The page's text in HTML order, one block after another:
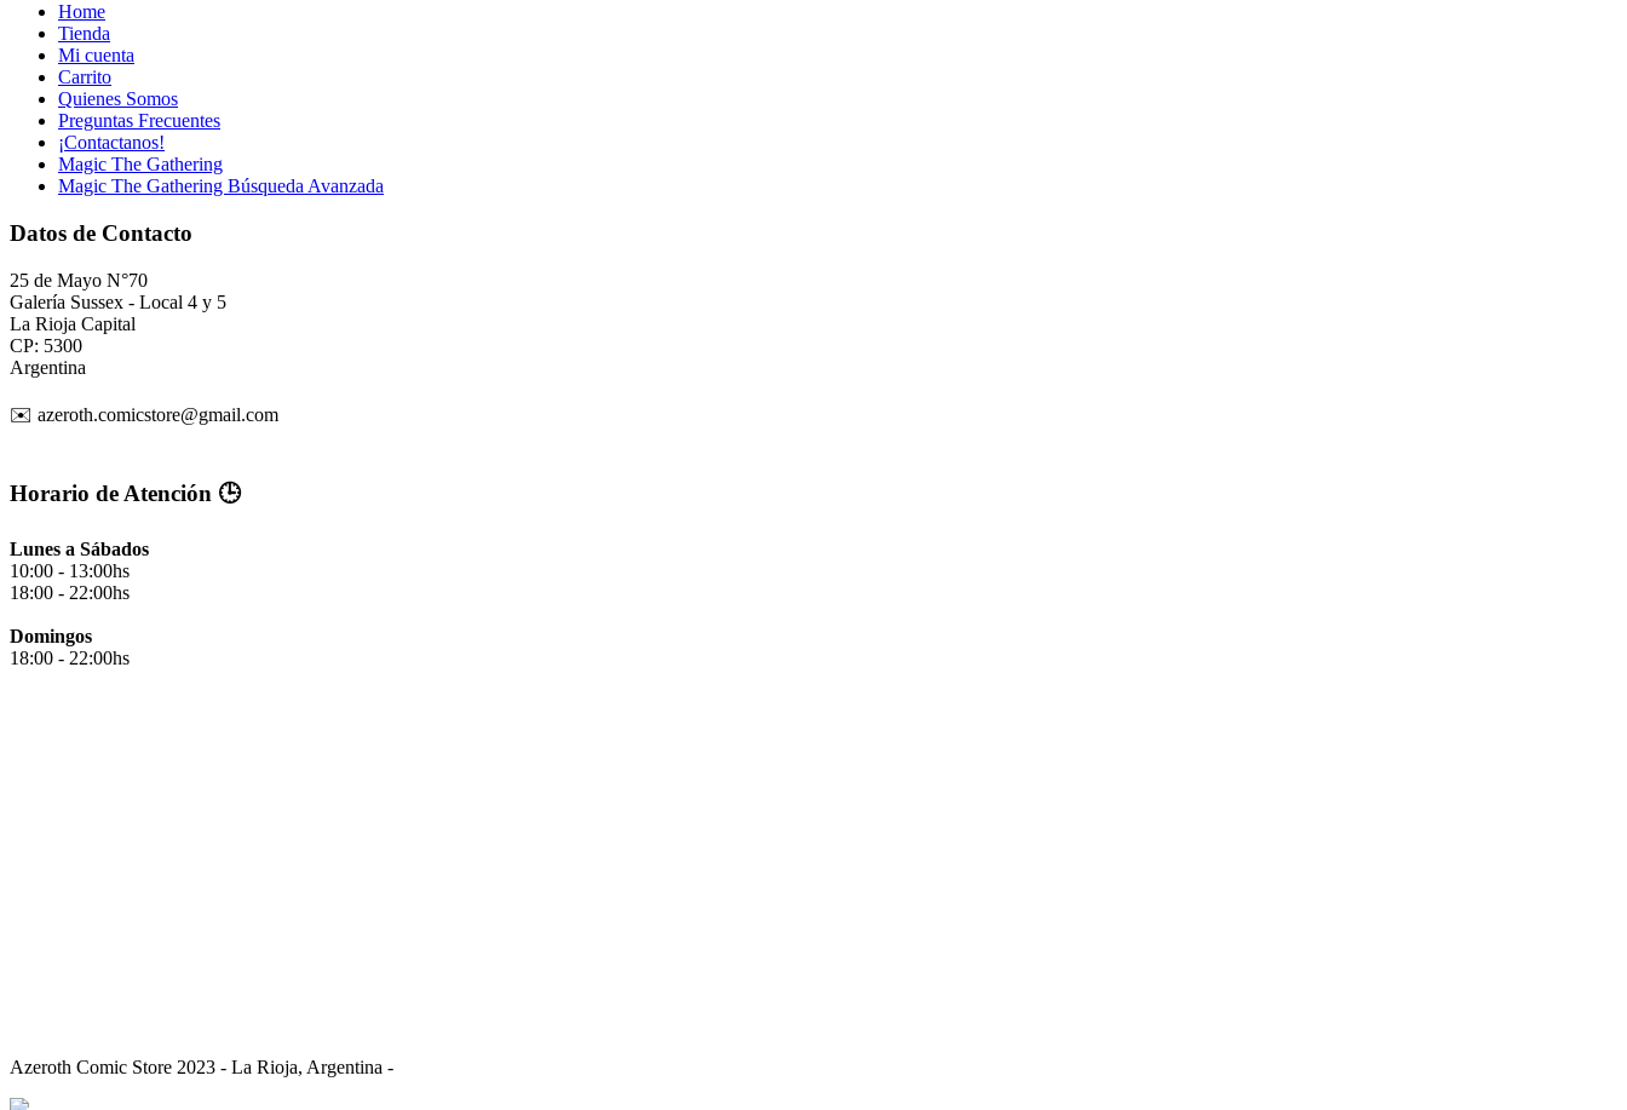
Home
Tienda
Mi cuenta
Carrito
Quienes Somos
Preguntas Frecuentes
¡Contactanos!
Magic The Gathering
Magic The Gathering Búsqueda Avanzada
Datos de Contacto
25 de Mayo N°70
Galería Sussex - Local 4 y 5
La Rioja Capital
CP: 5300
Argentina
✉️ azeroth.comicstore@gmail.com
Horario de Atención 🕒
Lunes a Sábados
10:00 - 13:00hs
18:00 - 22:00hs
Domingos
18:00 - 22:00hs
Azeroth Comic Store 2023 - La Rioja, Argentina -